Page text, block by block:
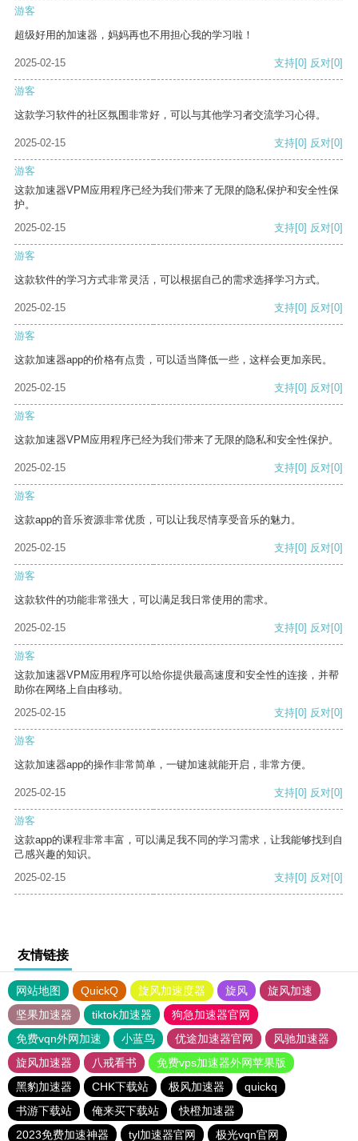
游客
超级好用的加速器，妈妈再也不用担心我的学习啦！
2025-02-15 支持[0] 反对[0]
游客
这款学习软件的社区氛围非常好，可以与其他学习者交流学习心得。
2025-02-15 支持[0] 反对[0]
游客
这款加速器VPM应用程序已经为我们带来了无限的隐私保护和安全性保
护。
2025-02-15
支持[0] 反对[0]
游客
这款软件的学习方式非常灵活，可以根据自己的需求选择学习方式。
2025-02-15 支持[0] 反对[0]
游客
这款加速器app的价格有点贵，可以适当降低一些，这样会更加亲民。
2025-02-15 支持[0] 反对[0]
游客
这款加速器VPM应用程序已经为我们带来了无限的隐私和安全性保护。
2025-02-15 支持[0] 反对[0]
游客
这款app的音乐资源非常优质，可以让我尽情享受音乐的魅力。
2025-02-15 支持[0] 反对[0]
游客
这款软件的功能非常强大，可以满足我日常使用的需求。
2025-02-15 支持[0] 反对[0]
游客
这款加速器VPM应用程序可以给你提供最高速度和安全性的连接，并帮
助你在网络上自由移动。
2025-02-15
支持[0] 反对[0]
游客
这款加速器app的操作非常简单，一键加速就能开启，非常方便。
2025-02-15 支持[0] 反对[0]
游客
这款app的课程非常丰富，可以满足我不同的学习需求，让我能够找到自
己感兴趣的知识。
2025-02-15
支持[0] 反对[0]
友情链接
网站地图 QuickQ 旋风加速度器 旋风
旋风加速
坚果加速器
tiktok加速器
狗急加速器官网
免费vqn外网加速
小蓝鸟 优途加速器官网
风驰加速器
旋风加速器
八戒看书
免费vps加速器外网苹果版
黑豹加速器
CHK下载站 极风加速器
quickq
书游下载站
俺来买下载站
快橙加速器
2023免费加速神器
tyl加速器官网 极光vqn官网